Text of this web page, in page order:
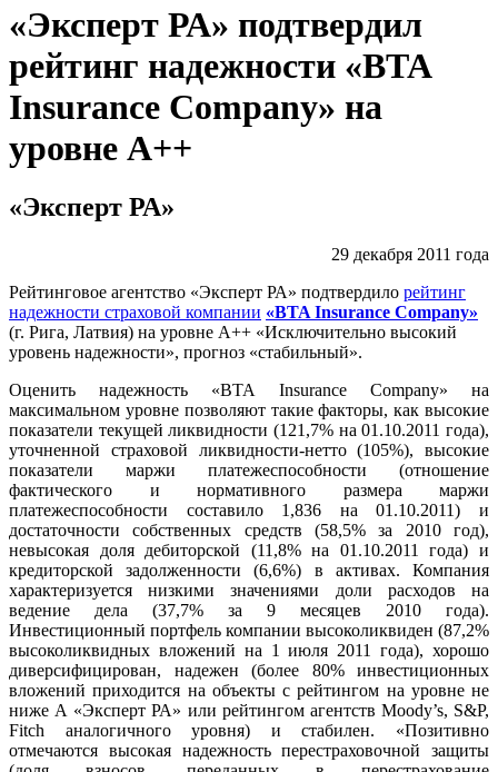
«Эксперт РА» подтвердил
рейтинг надежности «ВТА
Insurance Company» на
уровне А++
«Эксперт РА»
29 декабря 2011 года
Рейтинговое агентство «Эксперт РА» подтвердило рейтинг
надежности страховой компании «BTA Insurance Company»
(г. Рига, Латвия) на уровне А++ «Исключительно высокий
уровень надежности», прогноз «стабильный».
Оценить надежность «ВТА Insurance Company» на
максимальном уровне позволяют такие факторы, как высокие
показатели текущей ликвидности (121,7% на 01.10.2011 года),
уточненной страховой ликвидности-нетто (105%), высокие
показатели маржи платежеспособности (отношение
фактического и нормативного размера маржи
платежеспособности составило 1,836 на 01.10.2011) и
достаточности собственных средств (58,5% за 2010 год),
невысокая доля дебиторской (11,8% на 01.10.2011 года) и
кредиторской задолженности (6,6%) в активах. Компания
характеризуется низкими значениями доли расходов на
ведение дела (37,7% за 9 месяцев 2010 года).
Инвестиционный портфель компании высоколиквиден (87,2%
высоколиквидных вложений на 1 июля 2011 года), хорошо
диверсифицирован, надежен (более 80% инвестиционных
вложений приходится на объекты с рейтингом на уровне не
ниже А «Эксперт РА» или рейтингом агентств Moody’s, S&P,
Fitch аналогичного уровня) и стабилен. «Позитивно
отмечаются высокая надежность перестраховочной защиты